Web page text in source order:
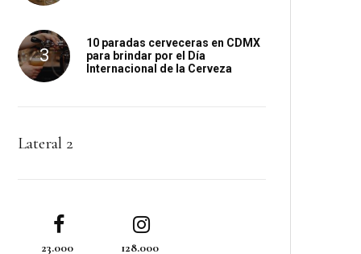
10 paradas cerveceras en CDMX
para brindar por el Día
Internacional de la Cerveza
Lateral 2
23.000 128.000